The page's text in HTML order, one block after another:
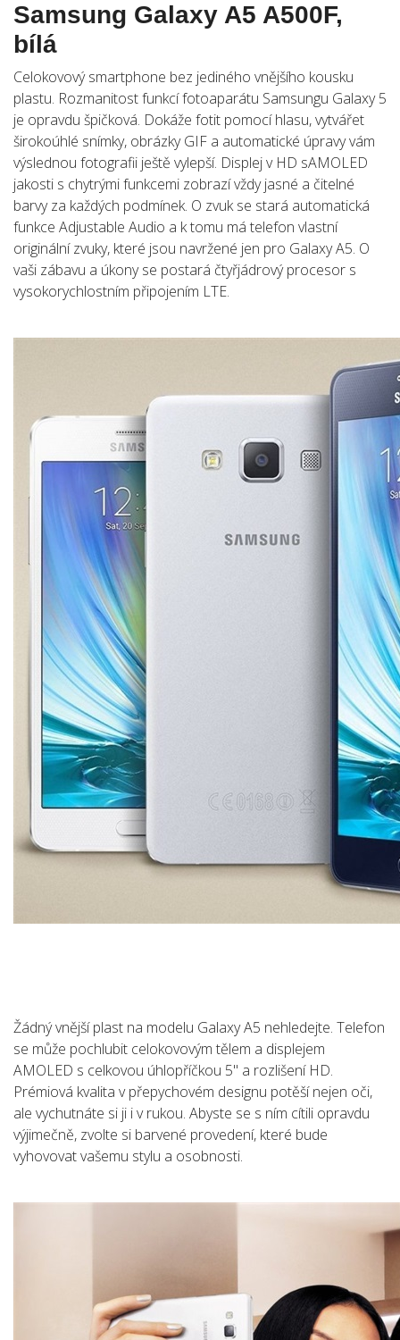
Samsung Galaxy A5 A500F,
bílá
Celokovový smartphone bez jediného vnějšího kousku
plastu. Rozmanitost funkcí fotoaparátu Samsungu Galaxy 5
je opravdu špičková. Dokáže fotit pomocí hlasu, vytvářet
širokoúhlé snímky, obrázky GIF a automatické úpravy vám
výslednou fotografii ještě vylepší. Displej v HD sAMOLED
jakosti s chytrými funkcemi zobrazí vždy jasné a čitelné
barvy za každých podmínek. O zvuk se stará automatická
funkce Adjustable Audio a k tomu má telefon vlastní
originální zvuky, které jsou navržené jen pro Galaxy A5. O
vaši zábavu a úkony se postará čtyřjádrový procesor s
vysokorychlostním připojením LTE.
Žádný vnější plast na modelu Galaxy A5 nehledejte. Telefon
se může pochlubit celokovovým tělem a displejem
AMOLED s celkovou úhlopříčkou 5" a rozlišení HD.
Prémiová kvalita v přepychovém designu potěší nejen oči,
ale vychutnáte si ji i v rukou. Abyste se s ním cítili opravdu
výjimečně, zvolte si barvené provedení, které bude
vyhovovat vašemu stylu a osobnosti.